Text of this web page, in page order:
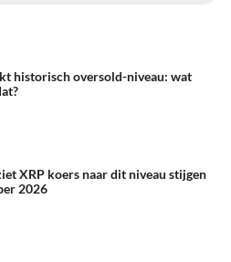
historisch oversold-niveau: wat
XRP koers naar dit niveau stijgen
2026